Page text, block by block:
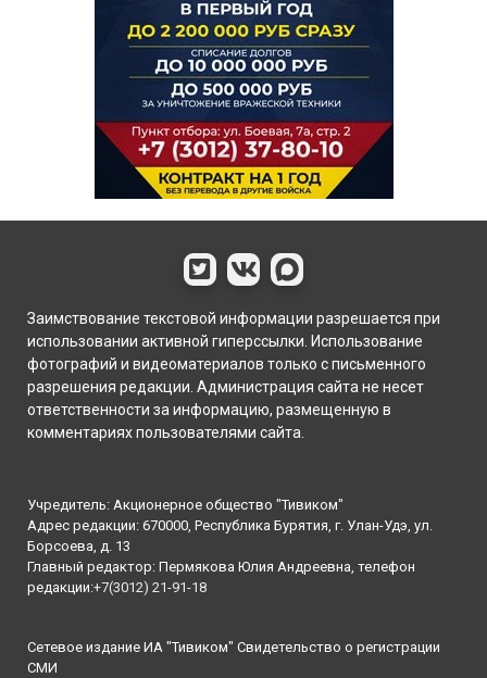
Заимствование текстовой информации разрешается при
использовании активной гиперссылки. Использование
фотографий и видеоматериалов только с письменного
разрешения редакции. Администрация сайта не несет
ответственности за информацию, размещенную в
комментариях пользователями сайта.
Учредитель: Акционерное общество "Тивиком"
Адрес редакции: 670000, Республика Бурятия, г. Улан-Удэ, ул.
Борсоева, д. 13
Главный редактор: Пермякова Юлия Андреевна, телефон
редакции:+7(3012) 21-91-18
Сетевое издание ИА "Тивиком" Свидетельство о регистрации
СМИ